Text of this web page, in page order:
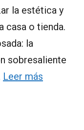
la estética y
casa o tienda.
la
sobresaliente
Leer más